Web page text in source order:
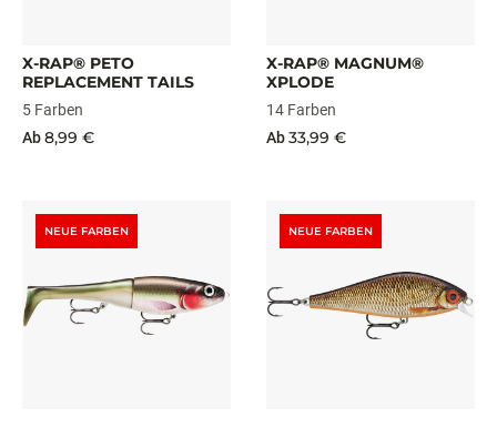
X-RAP® PETO
REPLACEMENT TAILS
5 Farben
Ab8,99 €
X-RAP® MAGNUM®
XPLODE
14 Farben
Ab33,99 €
NEUE FARBEN NEUE FARBEN